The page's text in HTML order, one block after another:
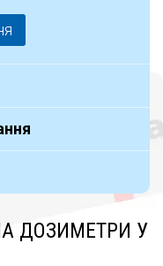
ДОЗИМЕТРИ У